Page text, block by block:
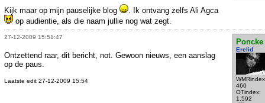
Kijk maar op mijn pauselijke blog
. Ik ontvang zelfs Ali Agca
op audientie, als die naam jullie nog wat zegt.
27-12-2009 15:51:47
Poncke
Erelid
460
OTindex:
1.592
Ontzettend raar, dit bericht, not. Gewoon nieuws, een aanslag
op de paus.
Laatste edit 27-12-2009 15:54